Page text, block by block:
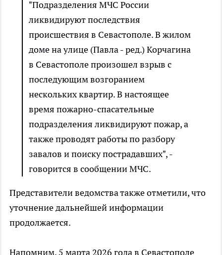
"Подразделения МЧС России
ликвидируют последствия
происшествия в Севастополе. В жилом
доме на улице (Павла - ред.) Корчагина
в Севастополе произошел взрыв с
последующим возгоранием
нескольких квартир. В настоящее
время пожарно-спасательные
подразделения ликвидируют пожар, а
также проводят работы по разбору
завалов и поиску пострадавших", -
говорится в сообщении МЧС.
Представители ведомства также отметили, что
уточнение дальнейшей информации
продолжается.
Напомним, 5 марта 2026 года в Севастополе